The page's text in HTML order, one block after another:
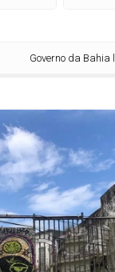
Governo da Bahia